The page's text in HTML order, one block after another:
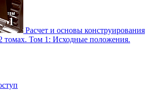
Расчет и основы конструирования
томах. Том 1: Исходные положения.